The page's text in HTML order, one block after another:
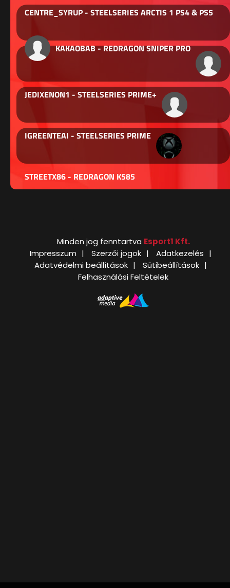
CENTRE_SYRUP - STEELSERIES ARCTIS 1 PS4 & PS5
KAKAOBAB - REDRAGON SNIPER PRO
JEDIXENON1 - STEELSERIES PRIME+
IGREENTEAI - STEELSERIES PRIME
STREETX86 - REDRAGON K585
Minden jog fenntartva Esport1 Kft.
Impresszum
Szerzői jogok
Adatkezelés
Adatvédelmi beállítások
Sütibeállítások
Felhasználási Feltételek